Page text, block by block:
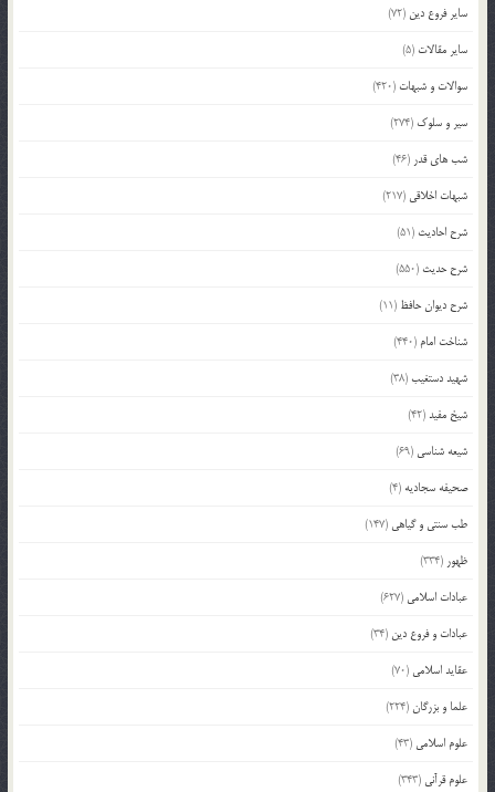
سایر فروع دین (72)
سایر مقالات (5)
سوالات و شبهات (420)
سیر و سلوک (274)
شب های قدر (46)
شبهات اخلاقی (217)
شرح احادیث (51)
شرح حدیث (550)
شرح دیوان حافظ (11)
شناخت امام (440)
شهید دستغیب(38)
شیخ مفید(42)
شیعه شناسی (69)
صحیفه سجادیه (4)
طب سنتی و گیاهی (147)
ظهور (334)
عبادات اسلامی (627)
عبادات و فروع دین (34)
عقاید اسلامی (70)
علما و بزرگان(224)
علوم اسلامی (43)
علوم قرآنی (343)